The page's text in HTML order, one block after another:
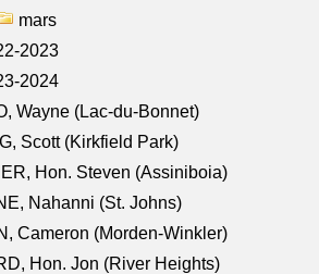
mars
2023
2024
Wayne (Lac-du-Bonnet)
Scott (Kirkfield Park)
Hon. Steven (Assiniboia)
Nahanni (St. Johns)
Cameron (Morden-Winkler)
Hon. Jon (River Heights)